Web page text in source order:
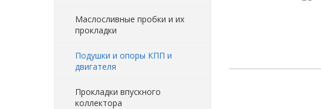
Маслосливные пробки и их
прокладки
Подушки и опоры КПП и
двигателя
Прокладки впускного
коллектора